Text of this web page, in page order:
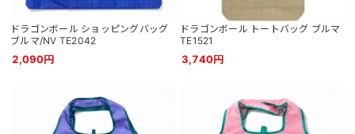
ドラゴンボール ショッピングバッグ
ブルマ/NV TE2042
2,090円
ドラゴンボール トートバッグ ブルマ
TE1521
3,740円